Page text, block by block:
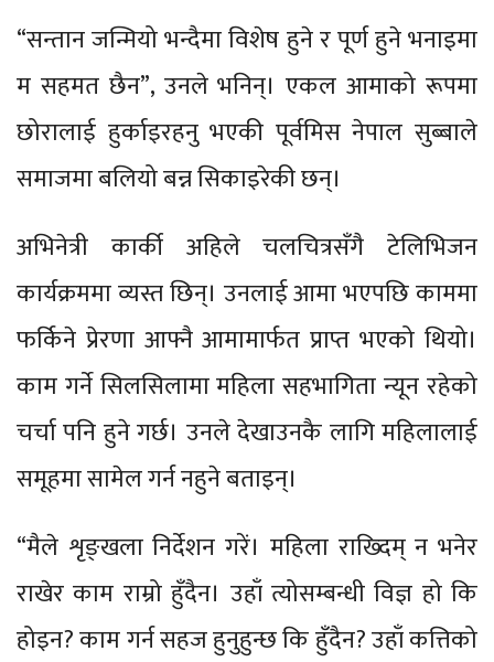
“सन्तान जन्मियो भन्दैमा विशेष हुने र पूर्ण हुने भनाइमा
म सहमत छैन”, उनले भनिन्। एकल आमाको रूपमा
छोरालाई हुर्काइरहनु भएकी पूर्वमिस नेपाल सुब्बाले
समाजमा बलियो बन्न सिकाइरेकी छन्।
अभिनेत्री कार्की अहिले चलचित्रसँगै टेलिभिजन
कार्यक्रममा व्यस्त छिन्। उनलाई आमा भएपछि काममा
फर्किने प्रेरणा आफ्नै आमामार्फत प्राप्त भएको थियो।
काम गर्ने सिलसिलामा महिला सहभागिता न्यून रहेको
चर्चा पनि हुने गर्छ। उनले देखाउनकै लागि महिलालाई
समूहमा सामेल गर्न नहुने बताइन्।
“मैले शृङ्खला निर्देशन गरें। महिला राख्दिम् न भनेर
राखेर काम राम्रो हुँदैन। उहाँ त्योसम्बन्धी विज्ञ हो कि
होइन? काम गर्न सहज हुनुहुन्छ कि हुँदैन? उहाँ कत्तिको